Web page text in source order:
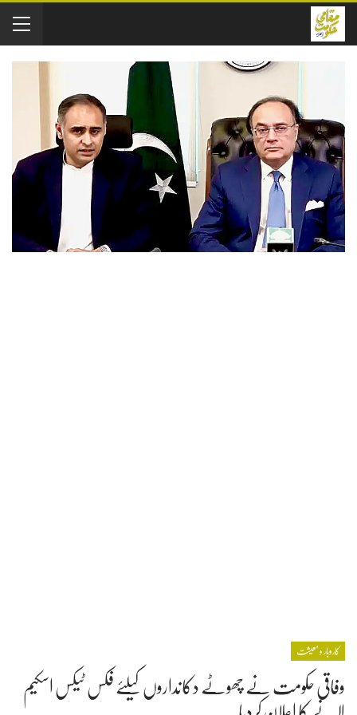
کاروبار و معیشت
وفاقی حکومت نے چھوٹے دکانداروں کیلئے فکس ٹیکس اسکیم
لانے کا اعلان کردیا۔